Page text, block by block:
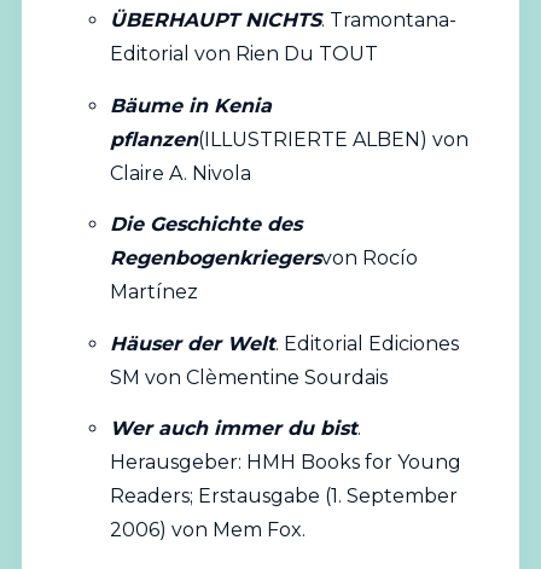
ÜBERHAUPT NICHTS. Tramontana-
Editorial von Rien Du TOUT
Bäume in Kenia
pflanzen(ILLUSTRIERTE ALBEN) von
Claire A. Nivola
Die Geschichte des
Regenbogenkriegersvon Rocío
Martínez
Häuser der Welt. Editorial Ediciones
SM von Clèmentine Sourdais
Wer auch immer du bist.
Herausgeber: HMH Books for Young
Readers; Erstausgabe (1. September
2006) von Mem Fox.